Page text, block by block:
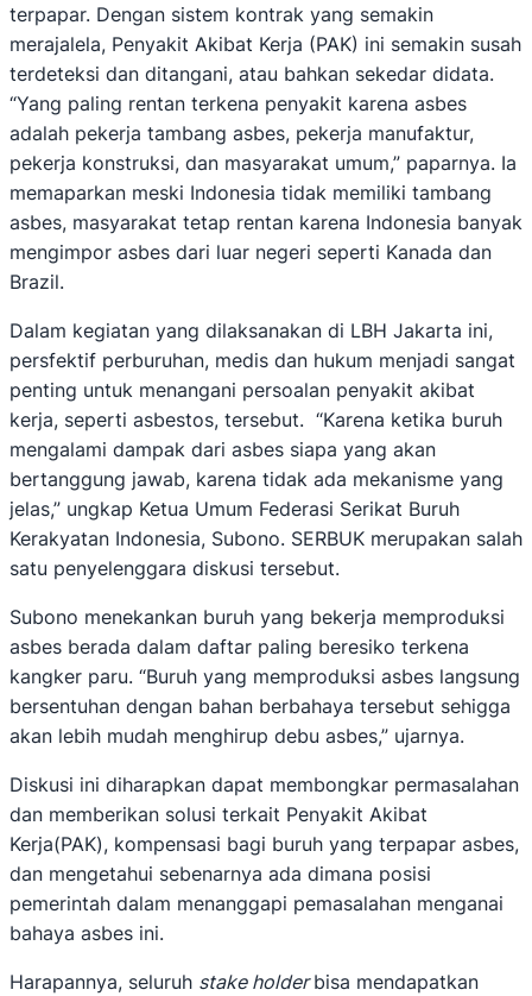
terpapar. Dengan sistem kontrak yang semakin
merajalela, Penyakit Akibat Kerja (PAK) ini semakin susah
terdeteksi dan ditangani, atau bahkan sekedar didata.
“Yang paling rentan terkena penyakit karena asbes
adalah pekerja tambang asbes, pekerja manufaktur,
pekerja konstruksi, dan masyarakat umum,” paparnya. Ia
memaparkan meski Indonesia tidak memiliki tambang
asbes, masyarakat tetap rentan karena Indonesia banyak
mengimpor asbes dari luar negeri seperti Kanada dan
Brazil.
Dalam kegiatan yang dilaksanakan di LBH Jakarta ini,
persfektif perburuhan, medis dan hukum menjadi sangat
penting untuk menangani persoalan penyakit akibat
kerja, seperti asbestos, tersebut. “Karena ketika buruh
mengalami dampak dari asbes siapa yang akan
bertanggung jawab, karena tidak ada mekanisme yang
jelas,” ungkap Ketua Umum Federasi Serikat Buruh
Kerakyatan Indonesia, Subono. SERBUK merupakan salah
satu penyelenggara diskusi tersebut.
Subono menekankan buruh yang bekerja memproduksi
asbes berada dalam daftar paling beresiko terkena
kangker paru. “Buruh yang memproduksi asbes langsung
bersentuhan dengan bahan berbahaya tersebut sehigga
akan lebih mudah menghirup debu asbes,” ujarnya.
Diskusi ini diharapkan dapat membongkar permasalahan
dan memberikan solusi terkait Penyakit Akibat
Kerja(PAK), kompensasi bagi buruh yang terpapar asbes,
dan mengetahui sebenarnya ada dimana posisi
pemerintah dalam menanggapi pemasalahan menganai
bahaya asbes ini.
Harapannya, seluruh stake holderbisa mendapatkan